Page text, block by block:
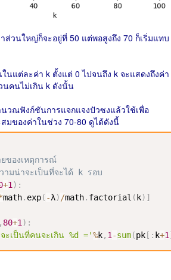
ส่วนใหญ่ก็จะอยู่ที่ 50 แต่พอสูงถึง 70 ก็เริ่มแทบ
นแต่ละค่า k ตั้งแต่ 0 ไปจนถึง k จะแสดงถึงค่า
นคนไม่เกิน k ดังนั้น
วณฟังก์ชันการแจกแจงปัวซงแล้วใช้เพื่อ
มของค่าในช่วง 70-80 ดูได้ดังนี้
ของเหตุการณ์
ามน่าจะเป็นที่จะได้ k รอบ
+1 ) :
math. exp( -λ) /math. factorial (k) ]
, 80+1 ) :
ะเป็นที่คนจะเกิน %d ='%k, 1 -sum(pk[ : k+1